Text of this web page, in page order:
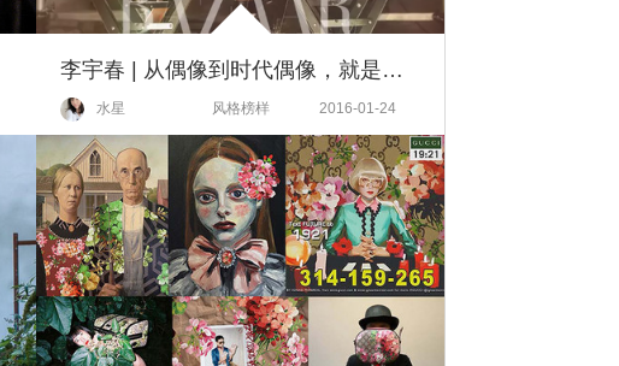
李宇春 | 从偶像到时代偶像，就是一个大写加粗的有实力！
水星 风格榜样 2016-01-24